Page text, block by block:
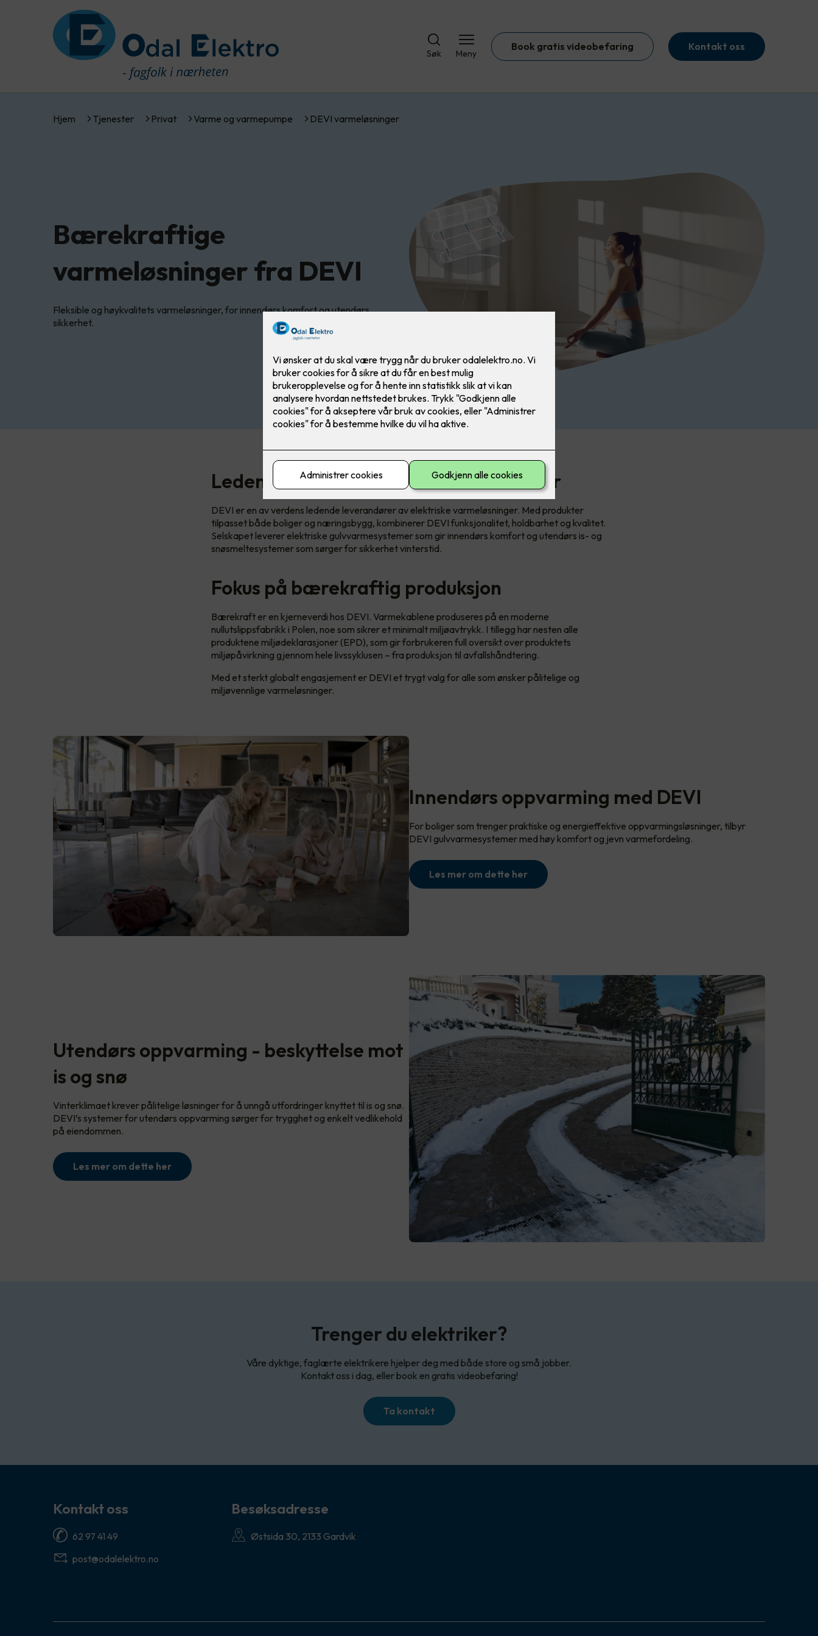
Søk Meny
Book gratis videobefaring Kontakt oss
Hjem Tjenester Privat Varme og varmepumpe DEVI varmeløsninger
Bærekraftige
varmeløsninger fra DEVI
Fleksible og høykvalitets varmeløsninger, for innendørs komfort og utendørs
sikkerhet.
Ledende leverandør av varmeløsninger
DEVI er en av verdens ledende leverandører av elektriske varmeløsninger. Med produkter
tilpasset både boliger og næringsbygg, kombinerer DEVI funksjonalitet, holdbarhet og kvalitet.
Selskapet leverer elektriske gulvvarmesystemer som gir innendørs komfort og utendørs is- og
snøsmeltesystemer som sørger for sikkerhet vinterstid.
Fokus på bærekraftig produksjon
Bærekraft er en kjerneverdi hos DEVI. Varmekablene produseres på en moderne
nullutslippsfabrikk i Polen, noe som sikrer et minimalt miljøavtrykk. I tillegg har nesten alle
produktene miljødeklarasjoner (EPD), som gir forbrukeren full oversikt over produktets
miljøpåvirkning gjennom hele livssyklusen – fra produksjon til avfallshåndtering.
Med et sterkt globalt engasjement er DEVI et trygt valg for alle som ønsker pålitelige og
miljøvennlige varmeløsninger.
Innendørs oppvarming med DEVI
For boliger som trenger praktiske og energieffektive oppvarmingsløsninger, tilbyr
DEVI gulvvarmesystemer med høy komfort og jevn varmefordeling.
Les mer om dette her
Utendørs oppvarming - beskyttelse mot
is og snø
Vinterklimaet krever pålitelige løsninger for å unngå utfordringer knyttet til is og snø.
DEVI’s systemer for utendørs oppvarming sørger for trygghet og enkelt vedlikehold
på eiendommen.
Les mer om dette her
Trenger du elektriker?
Våre dyktige, faglærte elektrikere hjelper deg med både store og små jobber.
Kontakt oss i dag, eller book en gratis videobefaring!
Ta kontakt
Kontakt oss
62 97 41 49
post@odalelektro.no
Besøksadresse
Østsida 30, 2133 Gardvik